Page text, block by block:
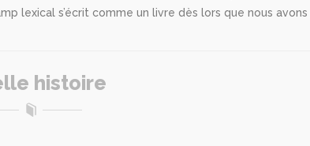
lexical s’écrit comme un livre dès lors que nous
histoire